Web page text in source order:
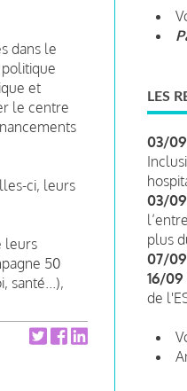
dans le
et
le centre
ci, leurs
leurs
50
santé...),
LES
03/
03/
plus
07/
16/09
de